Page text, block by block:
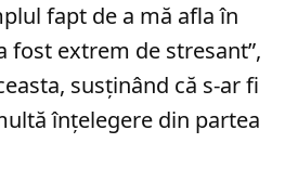
fapt de a mă afla în
fost extrem de stresant”,
susținând că s-ar fi
înțelegere din partea